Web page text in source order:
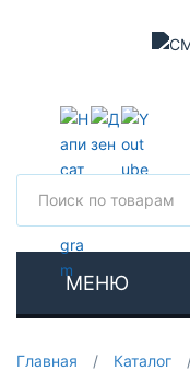
МЕНЮ
Главная / Каталог